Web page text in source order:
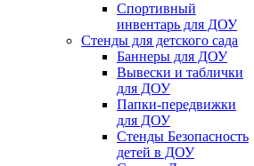
Спортивный
инвентарь для ДОУ
Стенды для детского сада
Баннеры для ДОУ
Вывески и таблички
для ДОУ
Папки-передвижки
для ДОУ
Стенды Безопасность
детей в ДОУ